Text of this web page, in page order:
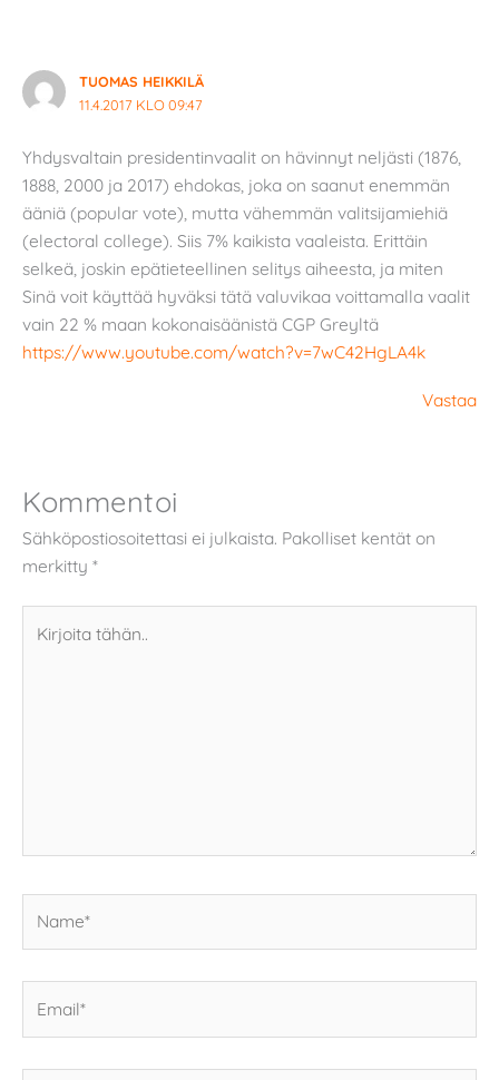
TUOMAS HEIKKILÄ
11.4.2017 KLO 09:47
Yhdysvaltain presidentinvaalit on hävinnyt neljästi (1876,
1888, 2000 ja 2017) ehdokas, joka on saanut enemmän
ääniä (popular vote), mutta vähemmän valitsijamiehiä
(electoral college). Siis 7% kaikista vaaleista. Erittäin
selkeä, joskin epätieteellinen selitys aiheesta, ja miten
Sinä voit käyttää hyväksi tätä valuvikaa voittamalla vaalit
vain 22 % maan kokonaisäänistä CGP Greyltä
https://www.youtube.com/watch?v=7wC42HgLA4k
Vastaa
Kommentoi
Sähköpostiosoitettasi ei julkaista. Pakolliset kentät on
merkitty *
tähän..